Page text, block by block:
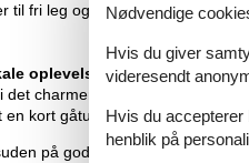
fri leg og sjove boldspil.
oplevelser
det charmerende Kjul, hvor
en kort gåtur væk, så du nemt
på gode vandre- og
Nødvendige
Hvis du giver
videresendt
Hvis du
henblik på